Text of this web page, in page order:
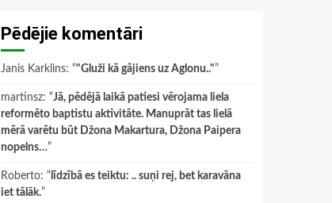
Pēdējie komentāri
Janis Karklins: “"Gluži kā gājiens uz Aglonu.."”
martinsz: “Jā, pēdējā laikā patiesi vērojama liela
reformēto baptistu aktivitāte. Manuprāt tas lielā
mērā varētu būt Džona Makartura, Džona Paipera
nopelns…”
Roberto: “ līdzībā es teiktu: .. suņi rej, bet karavāna
iet tālāk.”